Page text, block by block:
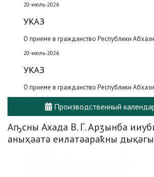
20-июль-2026
УКАЗ
О приеме в гражданство Республики
20-июль-2026
УКАЗ
О приеме в гражданство Республики
Производственный
Аҧсны Ахада В. Г. Арӡынба
аныҳәатә еилатәараҟны